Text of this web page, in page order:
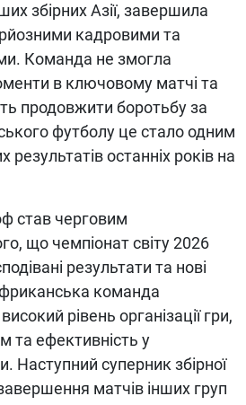
збірних Азії, завершила
кадровими та
Команда не змогла
в ключовому матчі та
продовжити боротьбу за
футболу це стало одним
результатів останніх років на
став черговим
що чемпіонат світу 2026
результати та нові
команда
рівень організації гри,
та ефективність у
Наступний суперник збірної
матчів інших груп